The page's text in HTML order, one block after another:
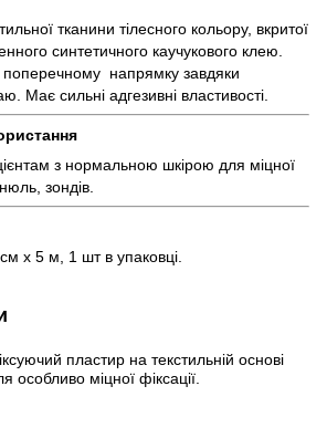
тканини тілесного кольору, вкритої
синтетичного каучукового клею.
поперечному напрямку завдяки
Має сильні адгезивні властивості.
з нормальною шкірою для міцної
зондів.
х 5 м, 1 шт в упаковці.
пластир на текстильній основі
особливо міцної фіксації.